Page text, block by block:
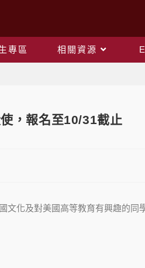
專區 相關資源
，報名至10/31截止
化及對美國高等教育有興趣的同